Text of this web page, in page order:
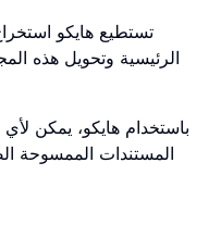
تستطيع هايكو
الرئيسية وتحويل هذه
باستخدام هايكو، يمكن
المستندات الممسوحة